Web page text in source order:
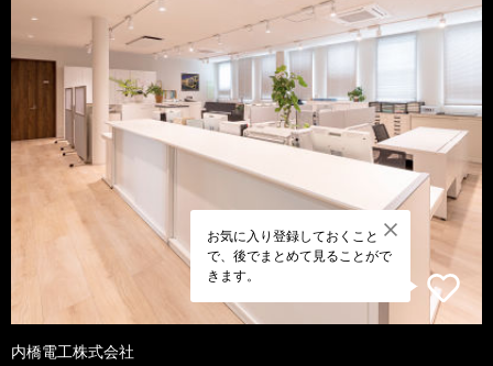
お気に入り登録しておくこと
で、後でまとめて見ることがで
きます。
内橋電工株式会社